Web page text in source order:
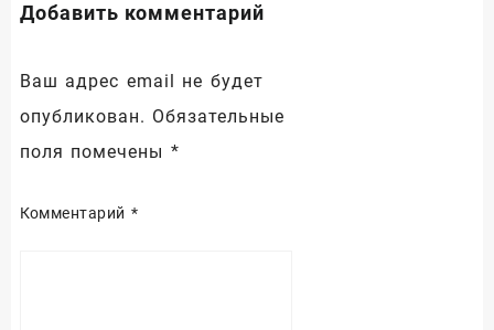
Добавить комментарий
Ваш адрес email не будет
опубликован. Обязательные
поля помечены *
Комментарий *